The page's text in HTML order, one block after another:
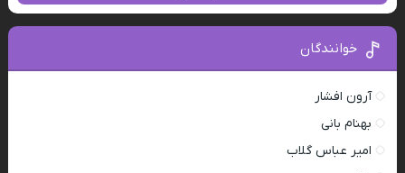
خوانندگان
آرون افشار
بهنام بانی
امیر عباس گلاب